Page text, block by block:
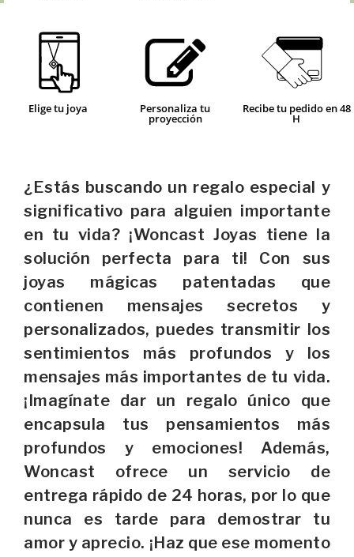
Elige tu joya Personaliza tu
proyección
Recibe tu pedido en 48
H
¿Estás buscando un regalo especial y
significativo para alguien importante
en tu vida? ¡Woncast Joyas tiene la
solución perfecta para ti! Con sus
joyas mágicas patentadas que
contienen mensajes secretos y
personalizados, puedes transmitir los
sentimientos más profundos y los
mensajes más importantes de tu vida.
¡Imagínate dar un regalo único que
encapsula tus pensamientos más
profundos y emociones! Además,
Woncast ofrece un servicio de
entrega rápido de 24 horas, por lo que
nunca es tarde para demostrar tu
amor y aprecio. ¡Haz que ese momento